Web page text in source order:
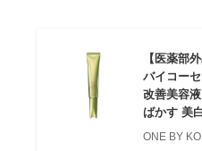
【医薬部
バイコー
改善美容
ばかす 美
ONE BY